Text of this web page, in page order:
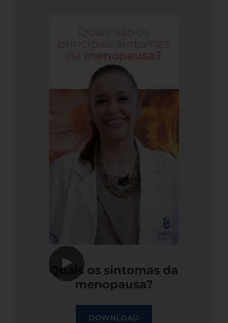
▶
Quais os sintomas da
menopausa?
DOWNLOAD